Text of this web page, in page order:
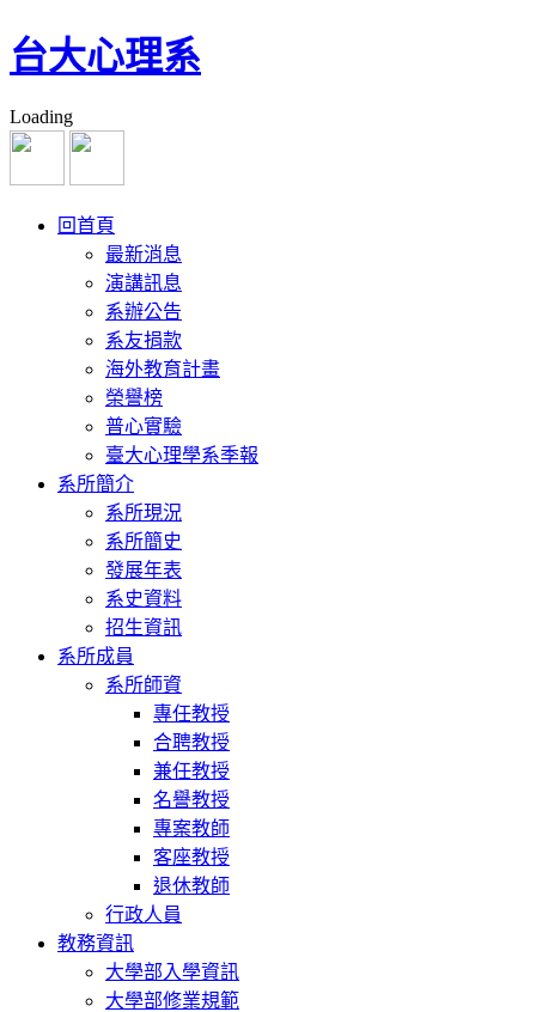
台大心理系
Loading
回首頁
最新消息
演講訊息
系辦公告
系友捐款
海外教育計畫
榮譽榜
普心實驗
臺大心理學系季報
系所簡介
系所現況
系所簡史
發展年表
系史資料
招生資訊
系所成員
系所師資
專任教授
合聘教授
兼任教授
名譽教授
專案教師
客座教授
退休教師
行政人員
教務資訊
大學部入學資訊
大學部修業規範